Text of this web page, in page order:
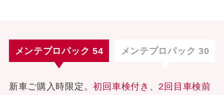
メンテプロパック 54 メンテプロパック 30
新車ご購入時限定。初回車検付き、2回目車検前